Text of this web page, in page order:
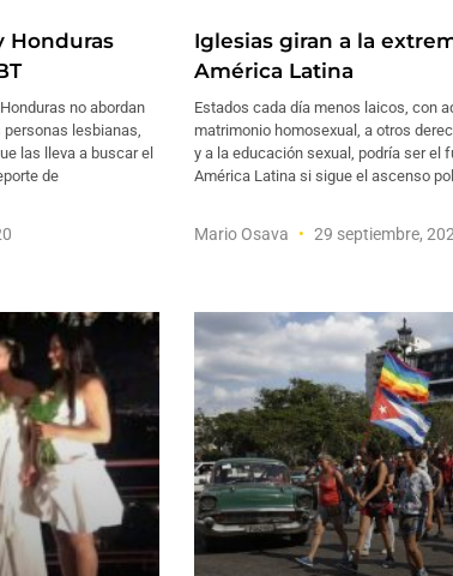
Honduras
no abordan
lesbianas,
las lleva a buscar el
de
Iglesias giran a la
América Latina
Estados cada día menos laicos, con
matrimonio homosexual, a otros
y a la educación sexual, podría ser el
América Latina si sigue el ascenso
Mario Osava 29 septiembre,